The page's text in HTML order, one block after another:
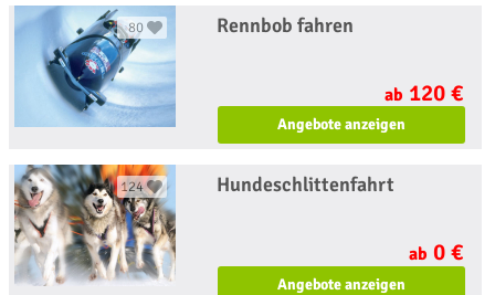
80 Rennbob fahren
ab 120 €
Angebote anzeigen
124 Hundeschlittenfahrt
ab 0 €
Angebote anzeigen